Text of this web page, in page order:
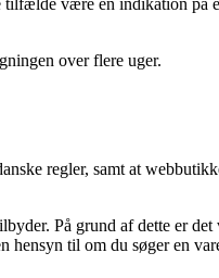
over flere uger.
regler, samt at
På grund af dette er
hensyn til om du søger en